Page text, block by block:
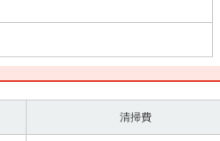
清掃費